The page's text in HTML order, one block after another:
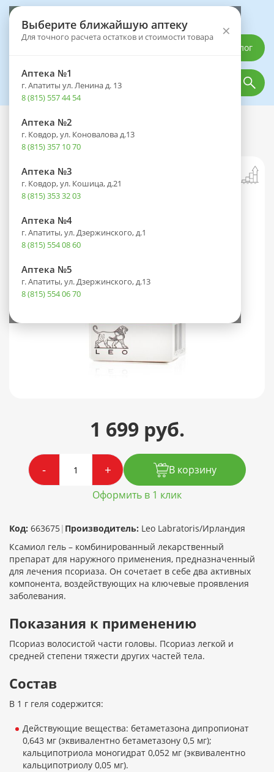
Выберите ближайшую аптеку
Для точного расчета остатков и стоимости товара ×
Аптека №1
г. Апатиты ул. Ленина д. 13
8 (815) 557 44 54
Аптека №2
г. Ковдор, ул. Коновалова д.13
8 (815) 357 10 70
Аптека №3
г. Ковдор, ул. Кошица, д.21
8 (815) 353 32 03
Аптека №4
г. Апатиты, ул. Дзержинского, д.1
8 (815) 554 08 60
Аптека №5
г. Апатиты, ул. Дзержинского, д.13
8 (815) 554 06 70
Каталог
Каталог Лекарственные препараты
Ксамиол фл.(гель наружн.) 15г
1 699 руб.
- +
В корзину
Оформить в 1 клик
Код: 663675| Производитель: Leo Labratoris/Ирландия
Ксамиол гель – комбинированный лекарственный
препарат для наружного применения, предназначенный
для лечения псориаза. Он сочетает в себе два активных
компонента, воздействующих на ключевые проявления
заболевания.
Показания к применению
Псориаз волосистой части головы. Псориаз легкой и
средней степени тяжести других частей тела.
Состав
В 1 г геля содержится:
Действующие вещества: бетаметазона дипропионат
0,643 мг (эквивалентно бетаметазону 0,5 мг);
кальципотриола моногидрат 0,052 мг (эквивалентно
кальципотриолу 0,05 мг).